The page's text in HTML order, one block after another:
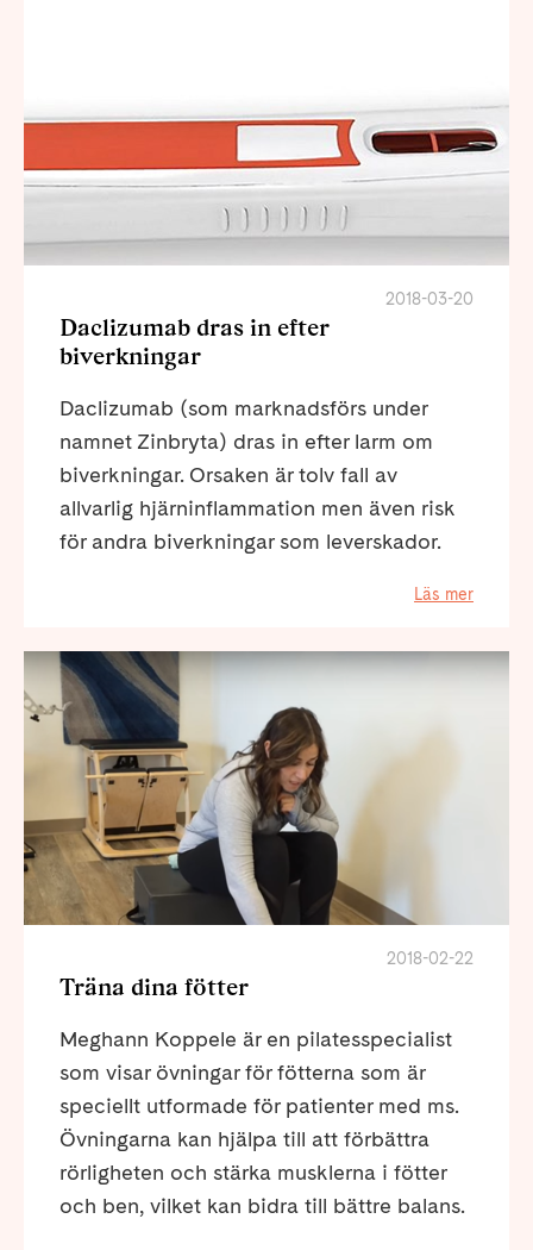
2018-03-20
Daclizumab dras in efter
biverkningar
Daclizumab (som marknadsförs under
namnet Zinbryta) dras in efter larm om
biverkningar. Orsaken är tolv fall av
allvarlig hjärninflammation men även risk
för andra biverkningar som leverskador.
Läs mer
2018-02-22
Träna dina fötter
Meghann Koppele är en pilatesspecialist
som visar övningar för fötterna som är
speciellt utformade för patienter med ms.
Övningarna kan hjälpa till att förbättra
rörligheten och stärka musklerna i fötter
och ben, vilket kan bidra till bättre balans.